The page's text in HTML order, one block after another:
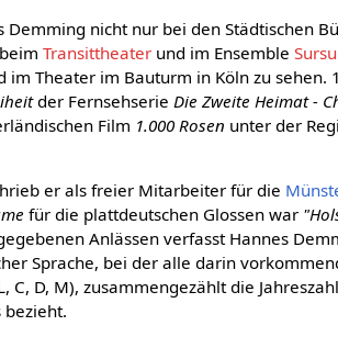
Demming nicht nur bei den Städtischen
Transittheater und im Ensemble
im Theater im Bauturm in Köln zu sehen.
der FernsehserieDie Zweite Heimat -
Film 1.000 Rosen unter der
er als freier Mitarbeiter für die
für die plattdeutschen Glossen war
Anlässen verfasst Hannes
Sprache, bei der alle darin
C, D, M), zusammengezählt die
bezieht.